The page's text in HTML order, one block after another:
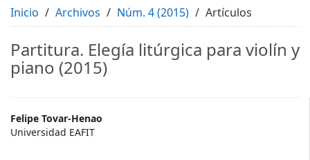
Inicio Archivos Núm. 4 (2015) Artículos
Partitura. Elegía litúrgica para violín y
piano (2015)
Main
Article
Felipe Tovar-Henao
Universidad EAFIT